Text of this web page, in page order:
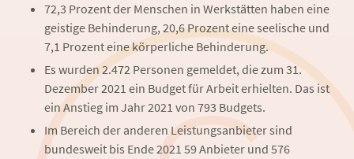
72,3 Prozent der Menschen in Werkstätten haben eine
geistige Behinderung, 20,6 Prozent eine seelische und
7,1 Prozent eine körperliche Behinderung.
Es wurden 2.472 Personen gemeldet, die zum 31.
Dezember 2021 ein Budget für Arbeit erhielten. Das ist
ein Anstieg im Jahr 2021 von 793 Budgets.
Im Bereich der anderen Leistungsanbieter sind
bundesweit bis Ende 2021 59 Anbieter und 576